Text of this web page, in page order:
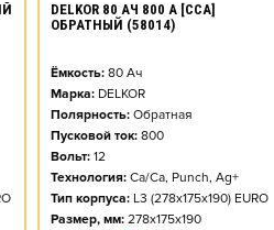
DELKOR 80 АЧ 800 А [CCA]
ОБРАТНЫЙ (58014)
Ёмкость: 80Ач
Марка: DELKOR
Полярность: Обратная
Пусковой ток: 800
Вольт: 12
Технология: Ca/Ca, Punch, Ag+
Тип корпуса: L3 (278x175x190) EURO
Размер, мм: 278x175x190